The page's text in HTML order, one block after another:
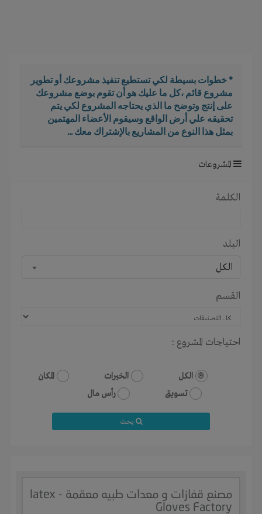
n
* خطوات بسيطة لكي تستطيع تنفيذ مشروعك أو تطوير
مشروع قائم ،كل ما عليك هو أن تقوم بوضع مشروعك
على إنتج وتوضح ما الذي يحتاجه المشروع لكي يتم
تحقيقه علي أرض الواقع وسيقوم الأعضاء المهتمين
بمثل هذا النوع من المشاريع بالإشتراك معك ...
المشروعات
الكلمة
البلد
الكل
القسم
احتياجات المشروع :
الكل الخبرات
المكان
تسويق
رأس مال
مصنع قفازات و معدات طبيه معقمة - latex
Gloves Factory